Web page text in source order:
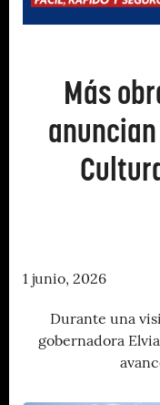
Más
1 junio, 2026
Durante una
gobernadora